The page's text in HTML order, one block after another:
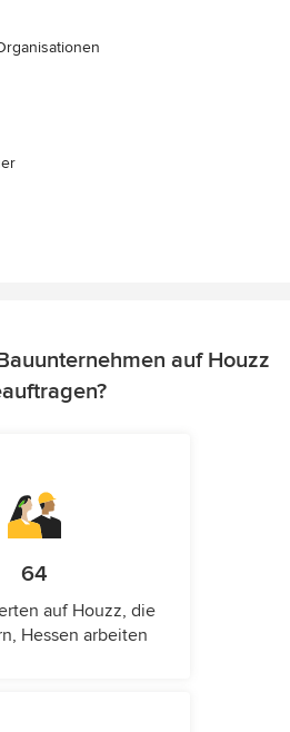
auf Houzz
64
auf Houzz, die
Hessen arbeiten